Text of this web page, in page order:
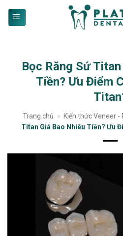
Bọc Răng Sứ
Tiền? Ưu Điểm
Trang chủ » Kiến thức Veneer -
Titan Giá Bao Nhiêu Tiền? Ưu